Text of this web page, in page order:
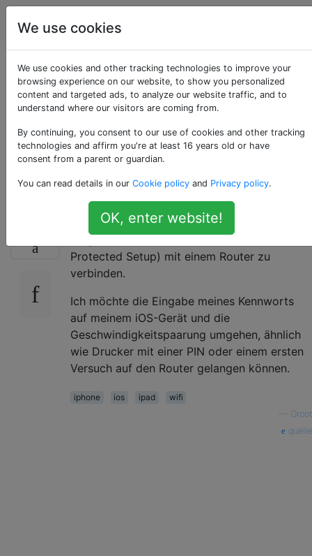
Apple
Ist es möglich, ein
iPhone / iPad über
WiFi Protected Setup
(WPS) zu verbinden?
Ich habe mich gefragt, ob jemand weiß, ob es
möglich ist, Ihr iPhone / iPad über WPS (WiFi
Protected Setup) mit einem Router zu
verbinden.
Ich möchte die Eingabe meines Kennworts
auf meinem iOS-Gerät und die
Geschwindigkeitspaarung umgehen, ähnlich
wie Drucker mit einer PIN oder einem ersten
Versuch auf den Router gelangen können.
iphone ios ipad
wifi
Groot
quelle
We use cookies
We use cookies and other tracking technologies to improve your
browsing experience on our website, to show you personalized
content and targeted ads, to analyze our website traffic, and to
understand where our visitors are coming from.
By continuing, you consent to our use of cookies and other tracking
technologies and affirm you're at least 16 years old or have
consent from a parent or guardian.
You can read details in our Cookie policy and Privacy policy.
OK, enter website!